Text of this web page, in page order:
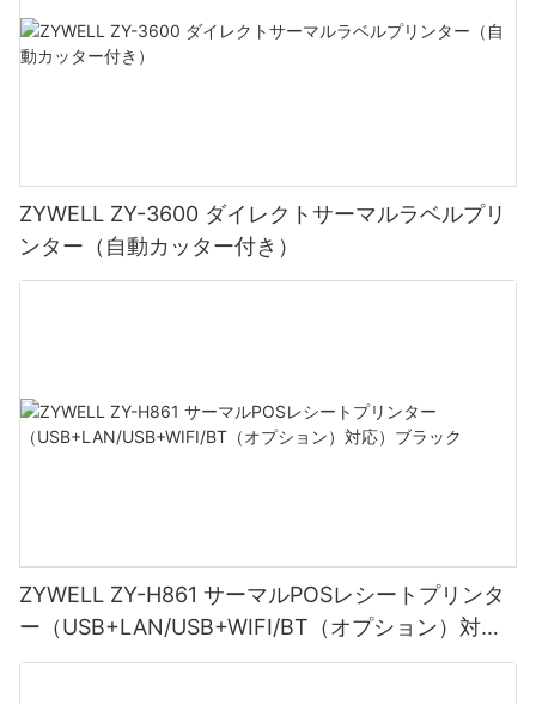
ZYWELL ZY-3600 ダイレクトサーマルラベルプリ
ンター（自動カッター付き）
ZYWELL ZY-H861 サーマルPOSレシートプリンタ
ー（USB+LAN/USB+WIFI/BT（オプション）対
応）ブラック